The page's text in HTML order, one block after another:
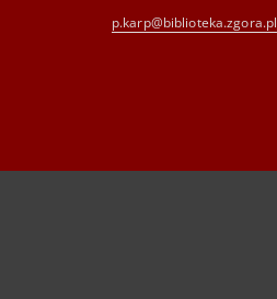
p.karp@biblioteka.zgora.pl